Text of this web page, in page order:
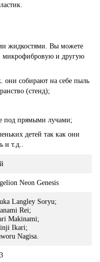
жидкостями. Вы можете
микрофибровую и другую
они собирают на себе пыль
(стенд);
под прямыми лучами;
детей так как они
и т.д..
Neon Genesis
Langley Soryu;
Rei;
Makinami;
Ikari;
Nagisa.